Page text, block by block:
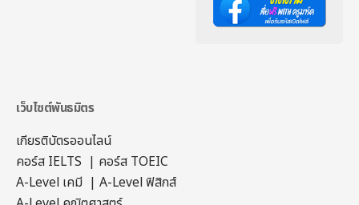
เว็บไซต์พันธมิตร
เกียรติบัตรออนไลน์
คอร์ส IELTS | คอร์ส TOEIC
A-Level เคมี | A-Level ฟิสิกส์